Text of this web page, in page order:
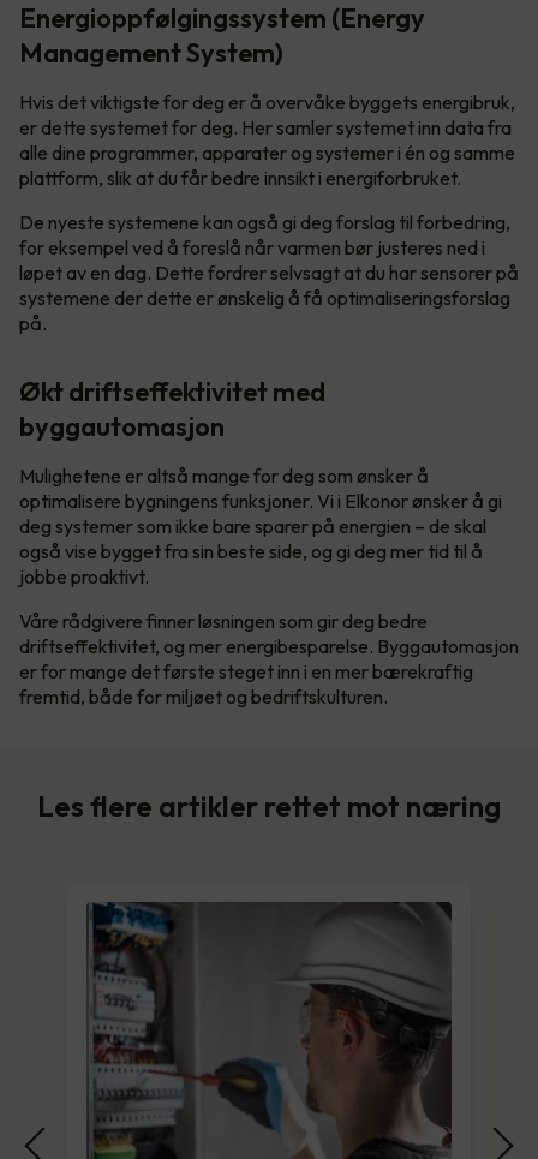
Energioppfølgingssystem (Energy
Management System)
Hvis det viktigste for deg er å overvåke byggets energibruk,
er dette systemet for deg. Her samler systemet inn data fra
alle dine programmer, apparater og systemer i én og samme
plattform, slik at du får bedre innsikt i energiforbruket.
De nyeste systemene kan også gi deg forslag til forbedring,
for eksempel ved å foreslå når varmen bør justeres ned i
løpet av en dag. Dette fordrer selvsagt at du har sensorer på
systemene der dette er ønskelig å få optimaliseringsforslag
på.
Økt driftseffektivitet med
byggautomasjon
Mulighetene er altså mange for deg som ønsker å
optimalisere bygningens funksjoner. Vi i Elkonor ønsker å gi
deg systemer som ikke bare sparer på energien – de skal
også vise bygget fra sin beste side, og gi deg mer tid til å
jobbe proaktivt.
Våre rådgivere finner løsningen som gir deg bedre
driftseffektivitet, og mer energibesparelse. Byggautomasjon
er for mange det første steget inn i en mer bærekraftig
fremtid, både for miljøet og bedriftskulturen.
Les flere artikler rettet mot næring